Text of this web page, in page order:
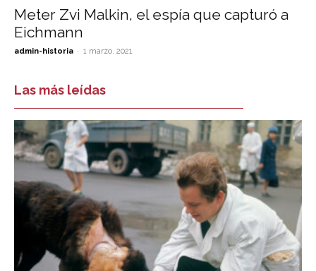
Meter Zvi Malkin, el espía que capturó a
Eichmann
admin-historia - 1 marzo, 2021
Las más leídas